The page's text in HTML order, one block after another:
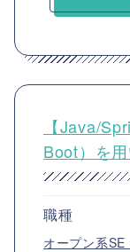
【Java/
Boot）を
職種
オープン系SE